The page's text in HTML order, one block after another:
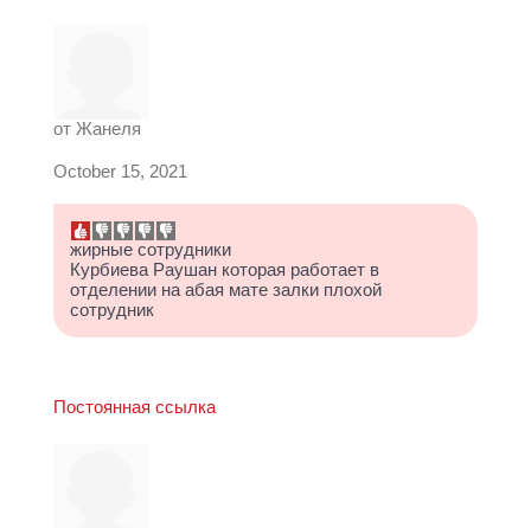
от Жанеля
October 15, 2021
жирные сотрудники
Курбиева Раушан которая работает в
отделении на абая мате залки плохой
сотрудник
Постоянная ссылка